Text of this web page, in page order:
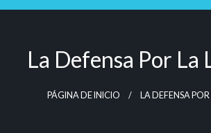
La Defensa Por La
PÁGINA DE INICIO LA DEFENSA